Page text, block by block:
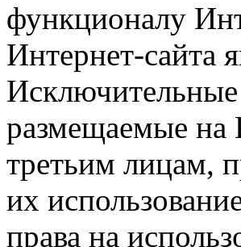
функционалу
Интернет-сайта
Исключительные
размещаемые на
третьим лицам,
их
права на